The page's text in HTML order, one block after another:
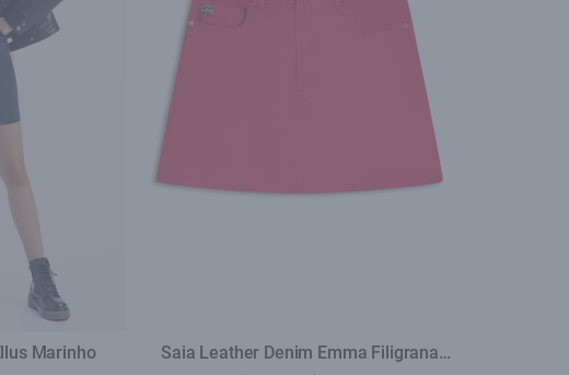
Marinho
Saia Leather Denim Emma Filigrana